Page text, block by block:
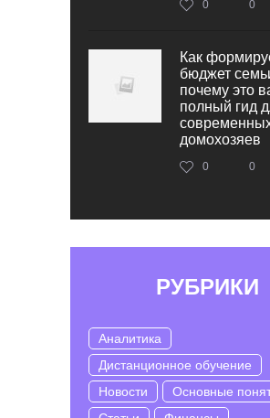
0 0
Как
бюджет
почему это
полный гид
домохозяев
0 0
РУБРИКИ
Аналитика
Дистанционное обучение
Новости
Основные